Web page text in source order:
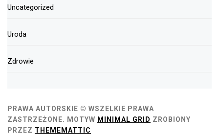
Uncategorized
Uroda
Zdrowie
PRAWA AUTORSKIE © WSZELKIE PRAWA
ZASTRZEŻONE. MOTYW MINIMAL GRID ZROBIONY
PRZEZ THEMEMATTIC